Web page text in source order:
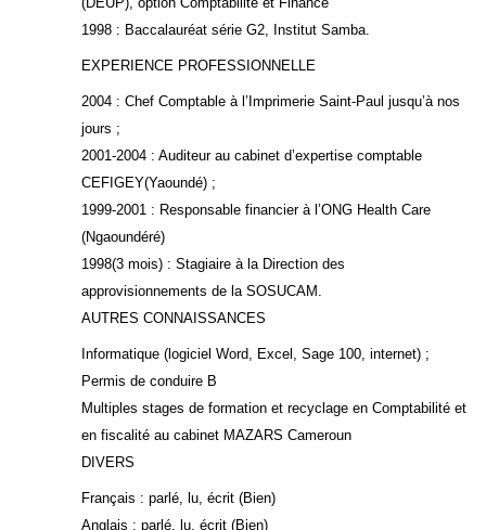
1998 : Baccalauréat série G2, Institut Samba.
EXPERIENCE PROFESSIONNELLE
2004 : Chef Comptable à l’Imprimerie Saint-Paul jusqu’à nos
jours ;
2001-2004 : Auditeur au cabinet d’expertise comptable
CEFIGEY(Yaoundé) ;
1999-2001 : Responsable financier à l’ONG Health Care
(Ngaoundéré)
1998(3 mois) : Stagiaire à la Direction des
approvisionnements de la SOSUCAM.
AUTRES CONNAISSANCES
Informatique (logiciel Word, Excel, Sage 100, internet) ;
Permis de conduire B
Multiples stages de formation et recyclage en Comptabilité et
en fiscalité au cabinet MAZARS Cameroun
DIVERS
Français : parlé, lu, écrit (Bien)
Anglais : parlé, lu, écrit (Bien)